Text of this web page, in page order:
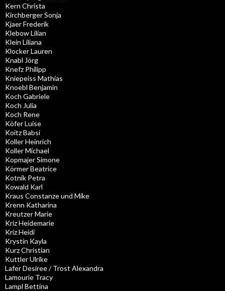
Kern Christa
Kirchberger Sonja
Kjaer Frederik
Klebow Lilian
Klein Liliana
Klocker Lauren
Knabl Jörg
Knefz Philipp
Kniepeiss Mathias
Knoebl Benjamin
Koch Gabriele
Koch Julia
Koch Rene
Köfer Luise
Koitz Babsi
Koller Heinrich
Koller Michael
Kopmajer Simone
Körmer Beatrice
Kotnik Petra
Kowald Karl
Kraus Constanze und Mike
Krenn Katharina
Kreutzer Marie
Kriz Heidemarie
Kriz Heidi
Krystin Kayla
Kurz Christian
Kuttler Ulrike
Lafer Desiree / Trost Alexandra
Lamourie Tracy
Lampl Bettina